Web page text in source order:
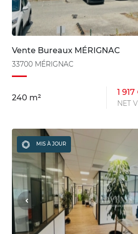
Vente Bureaux MÉRIGNAC
33700 MÉRIGNAC
240 m²
1
NET
MIS À JOUR